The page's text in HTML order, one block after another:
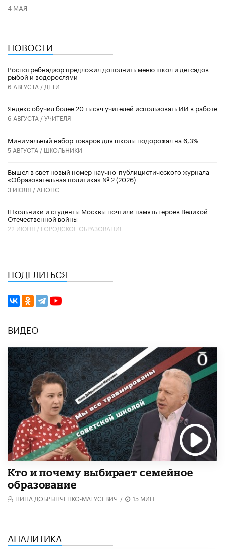
4 МАЯ
НОВОСТИ
Роспотребнадзор предложил дополнить меню школ и детсадов
рыбой и водорослями
6 АВГУСТА / ДЕТИ
​Яндекс обучил более 20 тысяч учителей использовать ИИ в работе
6 АВГУСТА /УЧИТЕЛЯ
Минимальный набор товаров для школы подорожал на 6,3%
5 АВГУСТА / ШКОЛЬНИКИ
Вышел в свет новый номер научно-публицистического журнала
«Образовательная политика» № 2 (2026)
3 ИЮЛЯ / АНОНС
Школьники и студенты Москвы почтили память героев Великой
Отечественной войны
22 ИЮНЯ / ГОРОДСКОЕ ОБРАЗОВАНИЕ
ПОДЕЛИТЬСЯ
ВИДЕО
Кто и почему выбирает семейное
образование
НИНА ДОБРЫНЧЕНКО-МАТУСЕВИЧ / 15 МИН.
АНАЛИТИКА